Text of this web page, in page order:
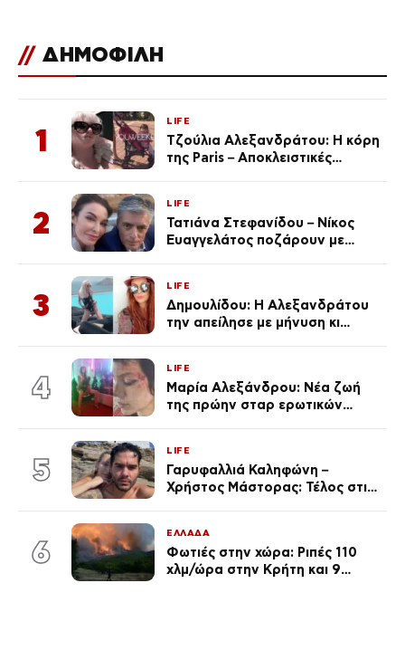
// ΔΗΜΟΦΙΛΗ
1
LIFE
Τζούλια Αλεξανδράτου: Η κόρη
της Paris – Αποκλειστικές
2
LIFE
Τατιάνα Στεφανίδου – Νίκος
Ευαγγελάτος ποζάρουν με
3
LIFE
Δημουλίδου: Η Αλεξανδράτου
την απείλησε με μήνυση κι
ποια είσαι σοκαρίστικα»
4
LIFE
Μαρία Αλεξάνδρου: Νέα ζωή
της πρώην σταρ ερωτικών
(Φωτογραφίες)
5
LIFE
Γαρυφαλλιά Καληφώνη –
Χρήστος Μάστορας: Τέλος στις
6
ΕΛΛΑΔΑ
Φωτιές στην χώρα: Ριπές 110
χλμ/ώρα στην Κρήτη και 9